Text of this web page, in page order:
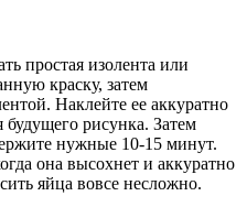
простая изолента или
краску, затем
Наклейте ее аккуратно
рисунка. Затем
нужные 10-15 минут.
она высохнет и аккуратно
яйца вовсе несложно.